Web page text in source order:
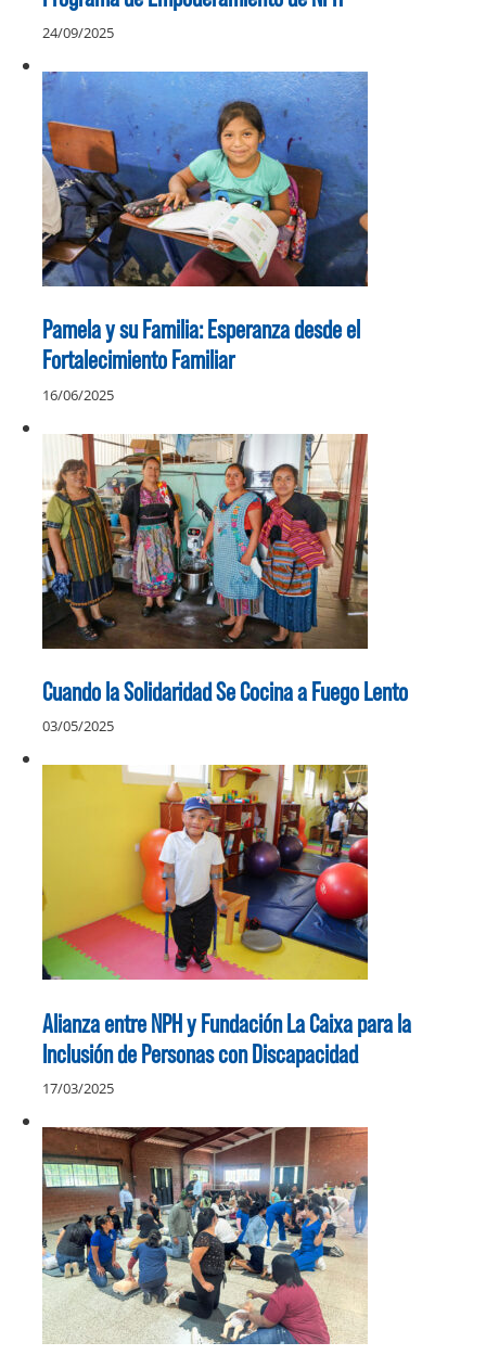
24/09/2025
Pamela y su Familia: Esperanza desde el
Fortalecimiento Familiar
16/06/2025
Cuando la Solidaridad Se Cocina a Fuego Lento
03/05/2025
Alianza entre NPH y Fundación La Caixa para la
Inclusión de Personas con Discapacidad
17/03/2025